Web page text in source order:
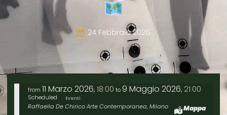
24 Febbraio 2026
from 11 Marzo 2026, 18:00 to 9 Maggio 2026, 21:00
Scheduled Eventi
Raffaella De Chirico Arte Contemporanea, Milano Mappa